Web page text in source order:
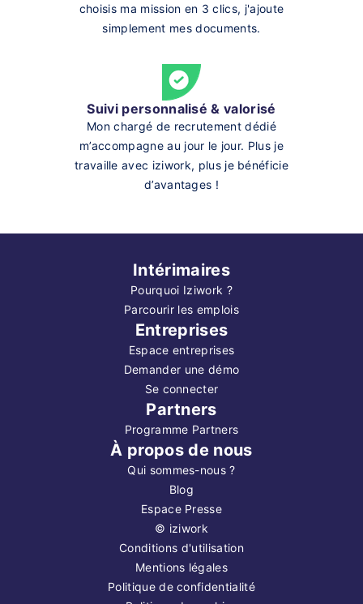
choisis ma mission en 3 clics, j'ajoute
simplement mes documents.
Suivi personnalisé & valorisé
Mon chargé de recrutement dédié
m’accompagne au jour le jour. Plus je
travaille avec iziwork, plus je bénéficie
d’avantages !
Intérimaires
Pourquoi Iziwork ?
Parcourir les emplois
Entreprises
Espace entreprises
Demander une démo
Se connecter
Partners
Programme Partners
À propos de nous
Qui sommes-nous ?
Blog
Espace Presse
© iziwork
Conditions d'utilisation
Mentions légales
Politique de confidentialité